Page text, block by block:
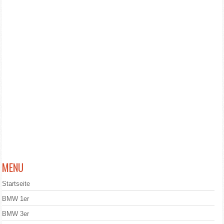
MENU
Startseite
BMW 1er
BMW 3er